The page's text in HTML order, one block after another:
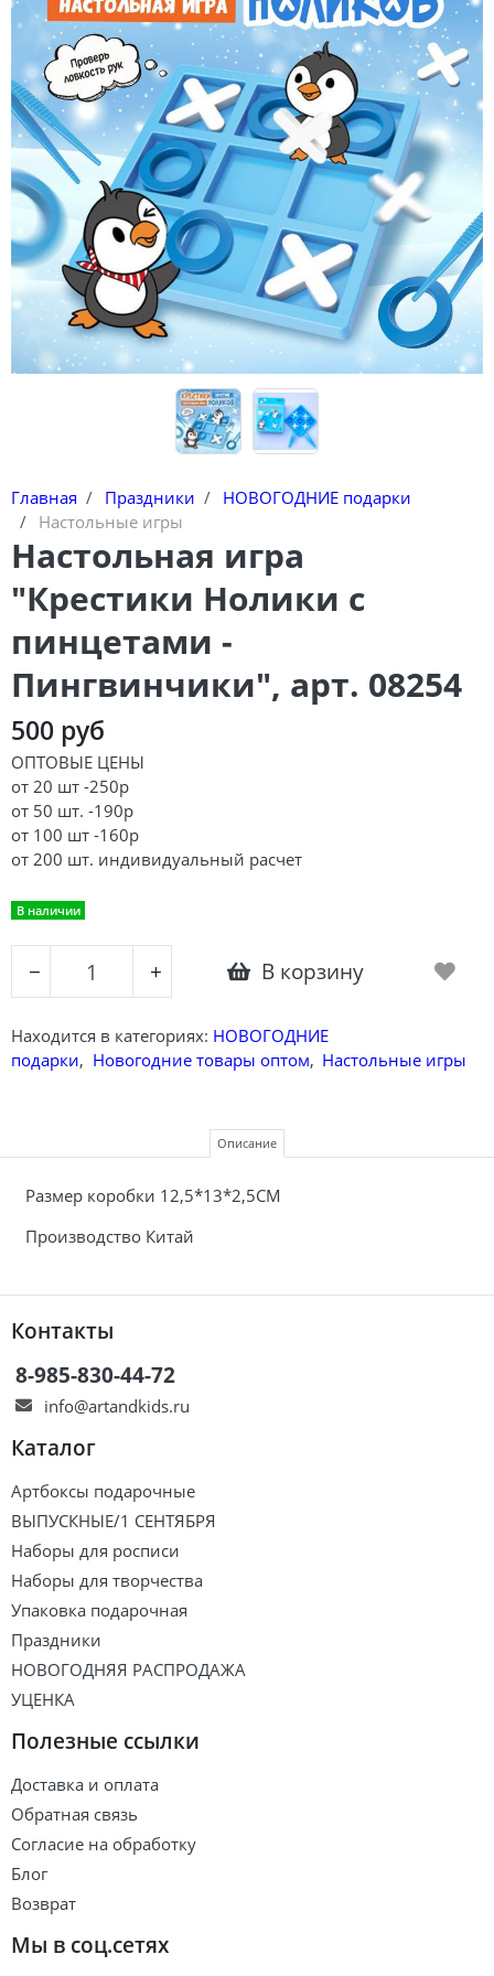
Главная Праздники
НОВОГОДНИЕ подарки
Настольные игры
Настольная игра
"Крестики Нолики с
пинцетами -
Пингвинчики", арт. 08254
500 руб
ОПТОВЫЕ ЦЕНЫ
от 20 шт -250р
от 50 шт. -190р
от 100 шт -160р
от 200 шт. индивидуальный расчет
В наличии
− + В корзину
Находится в категориях: НОВОГОДНИЕ
подарки, Новогодние товары оптом, Настольные игры
Описание
Размер коробки 12,5*13*2,5CM
Производство Китай
Контакты
8-985-830-44-72
info@artandkids.ru
Каталог
Артбоксы подарочные
ВЫПУСКНЫЕ/1 СЕНТЯБРЯ
Наборы для росписи
Наборы для творчества
Упаковка подарочная
Праздники
НОВОГОДНЯЯ РАСПРОДАЖА
УЦЕНКА
Полезные ссылки
Доставка и оплата
Обратная связь
Согласие на обработку
Блог
Возврат
Мы в соц.сетях
Футболки-раскраски на 14 февраля